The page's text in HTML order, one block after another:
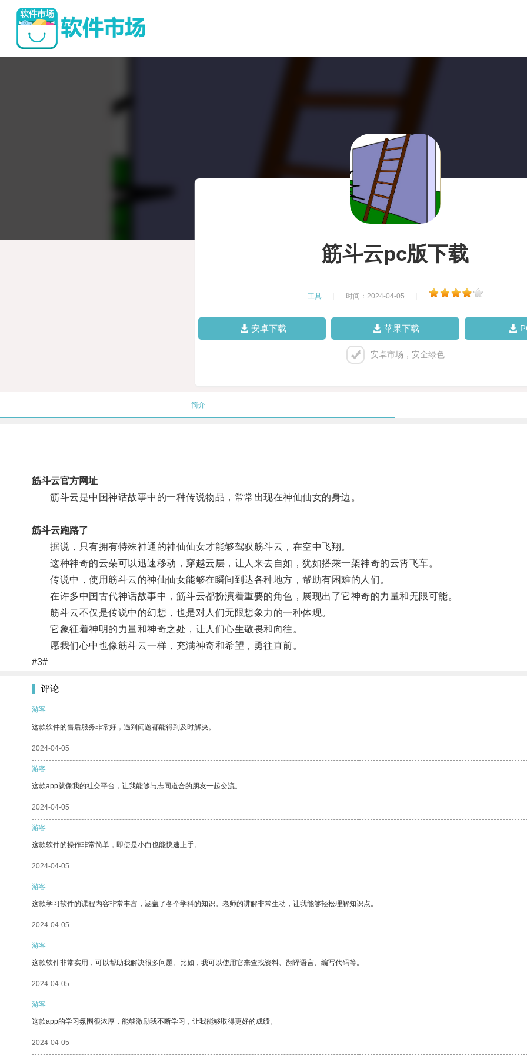
筋斗云pc版下载
工具 时间：2024-04-05
安卓下载 苹果下载
安卓市场，安全绿色
简介
筋斗云官方网址
筋斗云是中国神话故事中的一种传说物品，常常出现在神仙仙女的身边。
筋斗云跑路了
据说，只有拥有特殊神通的神仙仙女才能够驾驭筋斗云，在空中飞翔。
这种神奇的云朵可以迅速移动，穿越云层，让人来去自如，犹如搭乘一架神奇的云霄飞车。
传说中，使用筋斗云的神仙仙女能够在瞬间到达各种地方，帮助有困难的人们。
在许多中国古代神话故事中，筋斗云都扮演着重要的角色，展现出了它神奇的力量和无限可能。
筋斗云不仅是传说中的幻想，也是对人们无限想象力的一种体现。
它象征着神明的力量和神奇之处，让人们心生敬畏和向往。
愿我们心中也像筋斗云一样，充满神奇和希望，勇往直前。
#3#
评论
游客
这款软件的售后服务非常好，遇到问题都能得到及时解决。
2024-04-05
游客
这款app就像我的社交平台，让我能够与志同道合的朋友一起交流。
2024-04-05
游客
这款软件的操作非常简单，即使是小白也能快速上手。
2024-04-05
游客
这款学习软件的课程内容非常丰富，涵盖了各个学科的知识。老师的讲解非常生动，让我能够轻松理解知识点。
2024-04-05
游客
这款软件非常实用，可以帮助我解决很多问题。比如，我可以使用它来查找资料、翻译语言、编写代码等。
2024-04-05
游客
这款app的学习氛围很浓厚，能够激励我不断学习，让我能够取得更好的成绩。
2024-04-05